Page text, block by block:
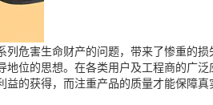
危害生命财产的问题，带来了惨重的
地位的思想。 在各类用户及工程商的广泛
益的获得，而注重产品的质量才能保障